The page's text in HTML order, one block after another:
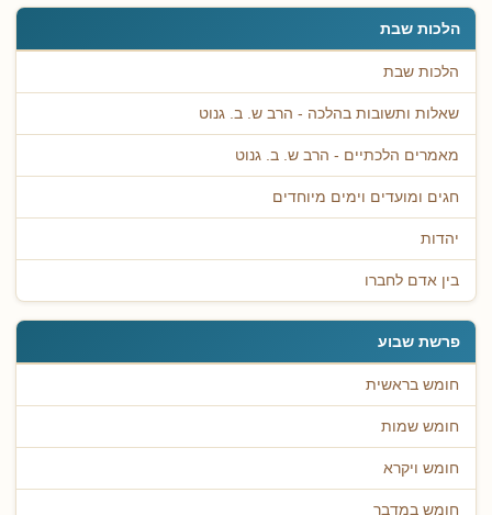
הלכות שבת
הלכות שבת
שאלות ותשובות בהלכה - הרב ש. ב. גנוט
מאמרים הלכתיים - הרב ש. ב. גנוט
חגים ומועדים וימים מיוחדים
יהדות
בין אדם לחברו
פרשת שבוע
חומש בראשית
חומש שמות
חומש ויקרא
חומש במדבר